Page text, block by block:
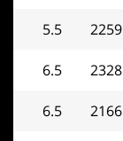
2259
5.5
2328
6.5
2166
6.5